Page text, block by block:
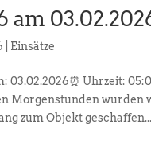
am
Einsätze
03.02.2026⏰ Uhrzeit:
Morgenstunden wurden
zum Objekt geschaffen...